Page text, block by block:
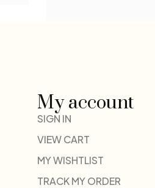
My account
SIGN IN
VIEW CART
MY WISHTLIST
TRACK MY ORDER